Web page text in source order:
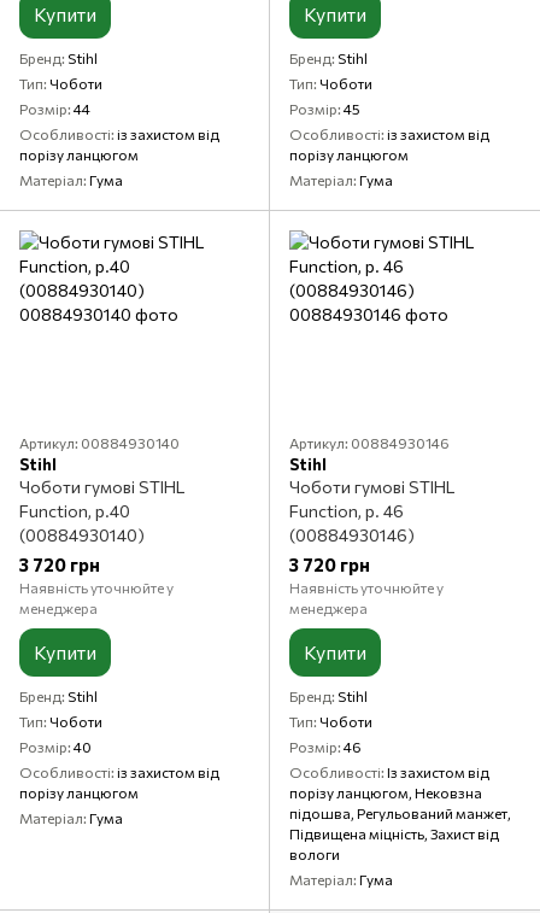
Купити
Бренд Stihl
Тип Чоботи
Розмір 44
Особливості із захистом від
порізу ланцюгом
Матеріал Гума
Купити
Бренд Stihl
Тип Чоботи
Розмір 45
Особливості із захистом від
порізу ланцюгом
Матеріал Гума
Артикул: 00884930140
Stihl
Чоботи гумові STIHL
Function, р.40
(00884930140)
3 720 грн
Наявність уточнюйте у
менеджера
Купити
Бренд Stihl
Тип Чоботи
Розмір 40
Особливості із захистом від
порізу ланцюгом
Матеріал Гума
Артикул: 00884930146
Stihl
Чоботи гумові STIHL
Function, р. 46
(00884930146)
3 720 грн
Наявність уточнюйте у
менеджера
Купити
Бренд Stihl
Тип Чоботи
Розмір 46
Особливості Із захистом від
порізу ланцюгом, Нековзна
підошва, Регульований манжет,
Підвищена міцність, Захист від
вологи
Матеріал Гума